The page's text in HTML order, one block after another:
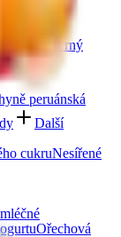
OstružinyČerný
peruánská
Další
cukruNesířené
Ořechová